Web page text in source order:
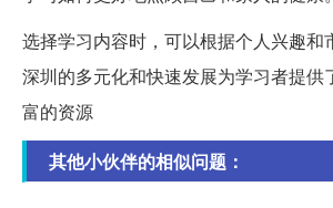
选择学习内容时，可以根据个人兴趣和
深圳的多元化和快速发展为学习者提供
富的资源
其他小伙伴的相似问题：